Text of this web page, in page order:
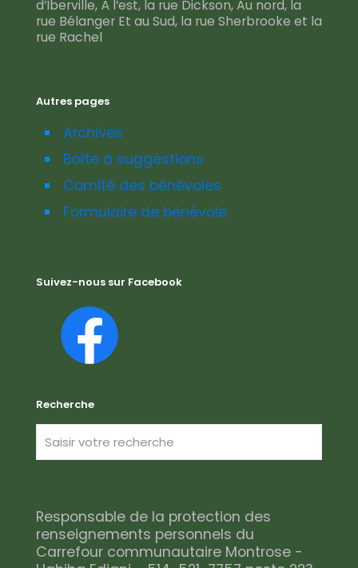
d’Iberville, À l’est, la rue Dickson, Au nord, la
rue Bélanger Et au Sud, la rue Sherbrooke et la
rue Rachel
Autres pages
Archives
Boîte à suggestions
Comité des bénévoles
Formulaire de bénévole
Suivez-nous sur Facebook
Recherche
Responsable de la protection des
renseignements personnels du
Carrefour communautaire Montrose -